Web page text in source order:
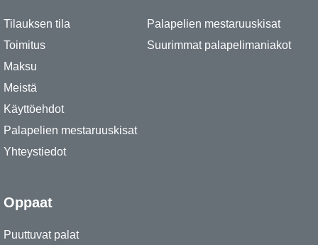
Tilauksen tila
Toimitus
Maksu
Meistä
Käyttöehdot
Palapelien mestaruuskisat
Yhteystiedot
Palapelien mestaruuskisat
Suurimmat palapelimaniakot
Oppaat
Puuttuvat palat